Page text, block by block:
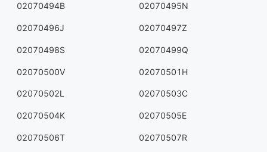
02070494B 02070495N
02070496J 02070497Z
02070498S 02070499Q
02070500V 02070501H
02070502L 02070503C
02070504K 02070505E
02070506T 02070507R